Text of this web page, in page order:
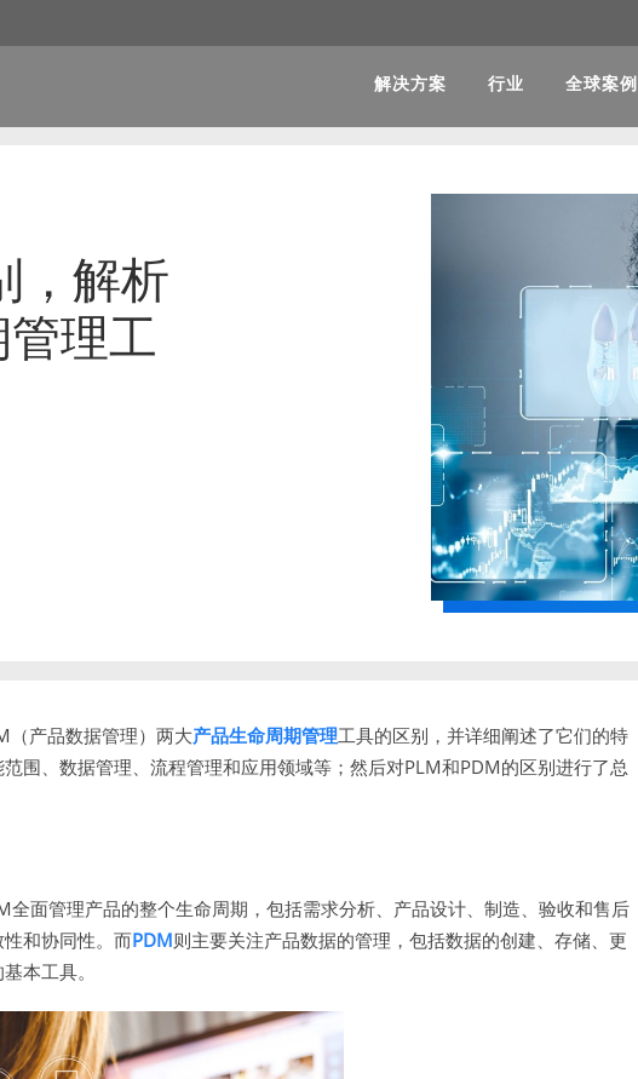
解决方案 行业 全球案例
，解析
理工
（产品数据管理）两大产品生命周期管理工具的区别，并详细阐述了它们的特
围、数据管理、流程管理和应用领域等；然后对PLM和PDM的区别进行了总
全面管理产品的整个生命周期，包括需求分析、产品设计、制造、验收和售后
和协同性。而PDM则主要关注产品数据的管理，包括数据的创建、存储、更
本工具。